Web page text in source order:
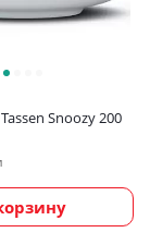
Snoozy 200